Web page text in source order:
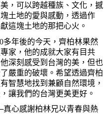
，可以跨越種族、文化，撼
土地的愛與感動，透過作
這塊土地的那把心火。
多年後的今天，齊柏林果然
家，他的成就大家有目共
深刻感受到台灣的美，但也
嚴重的破壞。希望透過齊柏
智慧地找到兼顧自然環境，
讓我們的台灣更美更好。
心感謝柏林兄以青春與熱